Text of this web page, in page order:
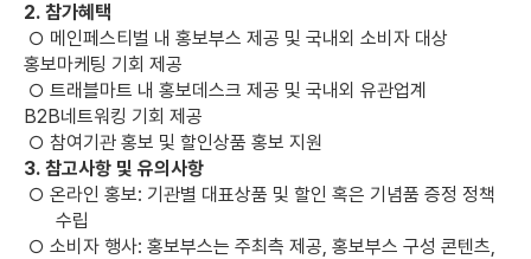
2. 참가혜택
○ 메인페스티벌 내 홍보부스 제공 및 국내외 소비자 대상
홍보마케팅 기회 제공
○ 트래블마트 내 홍보데스크 제공 및 국내외 유관업계
B2B네트워킹 기회 제공
○ 참여기관 홍보 및 할인상품 홍보 지원
3. 참고사항 및 유의사항
○ 온라인 홍보: 기관별 대표상품 및 할인 혹은 기념품 증정 정책
수립
○ 소비자 행사: 홍보부스는 주최측 제공, 홍보부스 구성 콘텐츠,